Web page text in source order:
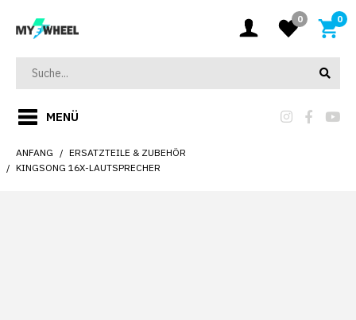
0 0
MENÜ
ANFANG
ERSATZTEILE & ZUBEHÖR
KINGSONG 16X-LAUTSPRECHER